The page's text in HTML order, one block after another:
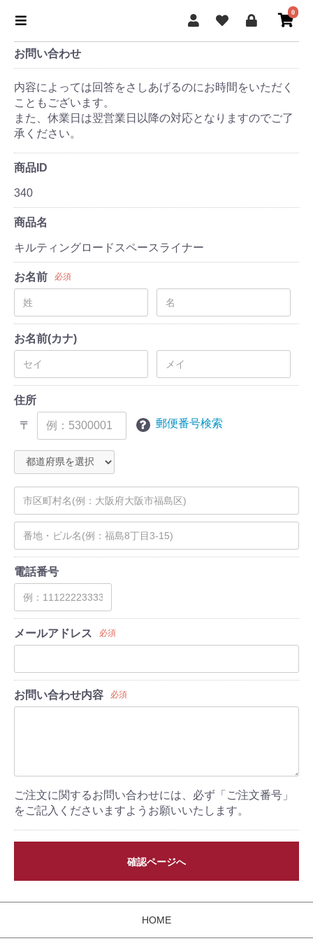
0
お問い合わせ
内容によっては回答をさしあげるのにお時間をいただく
こともございます。
また、休業日は翌営業日以降の対応となりますのでご了
承ください。
商品ID
340
商品名
キルティングロードスペースライナー
お名前 必須
お名前(カナ)
住所
〒 郵便番号検索
電話番号
メールアドレス 必須
お問い合わせ内容 必須
ご注文に関するお問い合わせには、必ず「ご注文番号」
をご記入くださいますようお願いいたします。
確認ページへ
HOME